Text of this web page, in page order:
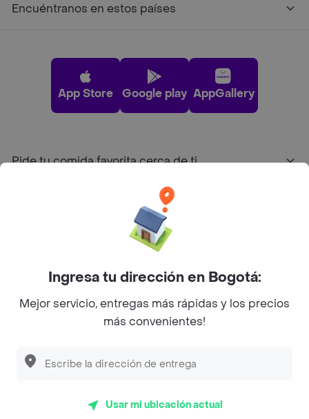
Encuéntranos en estos países
App Store Google play AppGallery
Pide tu comida favorita cerca de ti
Sobre Rappi
Facebook
Twitter
Instagram
©2026Rappi Inc. All rights reserved.
Ingresa tu dirección en Bogotá:
Mejor servicio, entregas más rápidas y los precios
más convenientes!
Usar mi ubicación actual